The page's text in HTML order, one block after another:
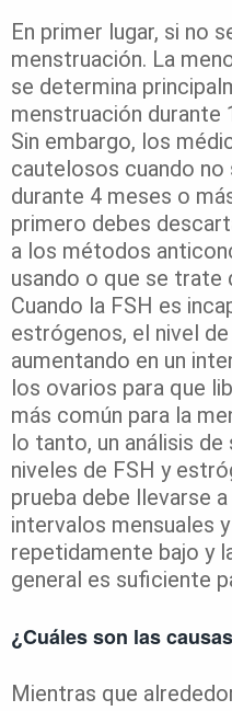
En primer lugar, si no
menstruación. La
se determina
menstruación durante
Sin embargo, los
cautelosos cuando no
durante 4 meses o
primero debes
a los métodos
usando o que se trate
Cuando la FSH es
estrógenos, el nivel
aumentando en un
los ovarios para que
más común para la
lo tanto, un análisis
niveles de FSH y
prueba debe llevarse
intervalos mensuales
repetidamente bajo y
general es suficiente
¿Cuáles son las
Mientras que